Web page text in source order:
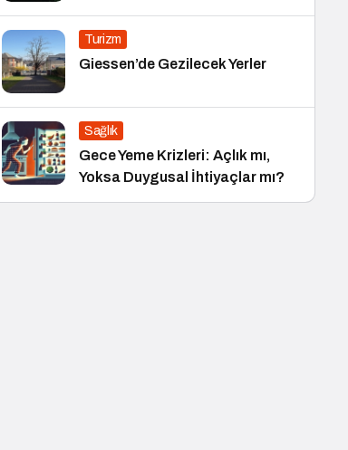
Turizm
Giessen’de Gezilecek Yerler
Sağlık
Gece Yeme Krizleri: Açlık mı,
Yoksa Duygusal İhtiyaçlar mı?